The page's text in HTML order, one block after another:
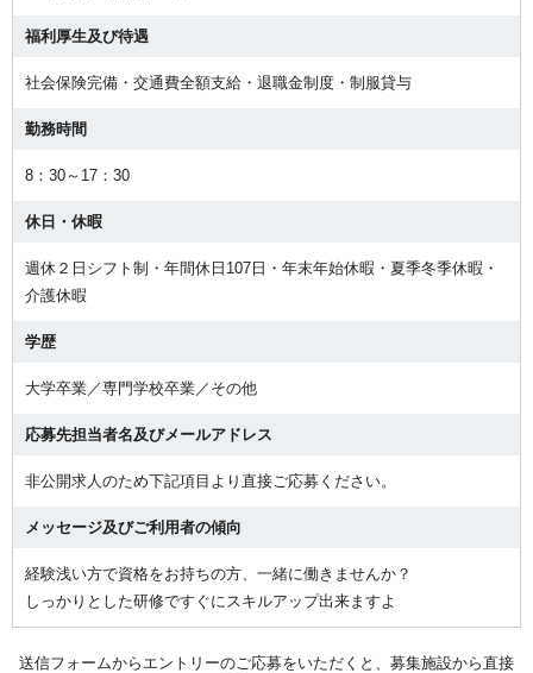
福利厚生及び待遇
社会保険完備・交通費全額支給・退職金制度・制服貸与
勤務時間
8：30～17：30
休日・休暇
週休２日シフト制・年間休日107日・年末年始休暇・夏季冬季休暇・
介護休暇
学歴
大学卒業／専門学校卒業／その他
応募先担当者名及びメールアドレス
非公開求人のため下記項目より直接ご応募ください。
メッセージ及びご利用者の傾向
経験浅い方で資格をお持ちの方、一緒に働きませんか？
しっかりとした研修ですぐにスキルアップ出来ますよ
送信フォームからエントリーのご応募をいただくと、募集施設から直接